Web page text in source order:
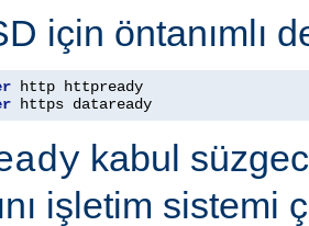
için öntanımlı
https dataready
kabul
işletim sistemi